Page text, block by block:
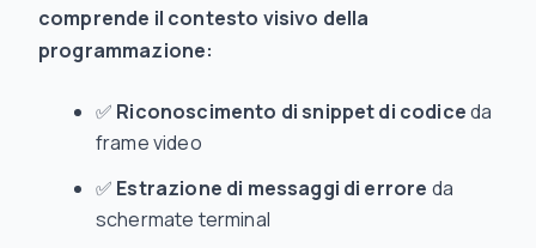
comprende il contesto visivo della
programmazione:
✅ Riconoscimento di snippet di codiceda
frame video
✅ Estrazione di messaggi di errore da
schermate terminal